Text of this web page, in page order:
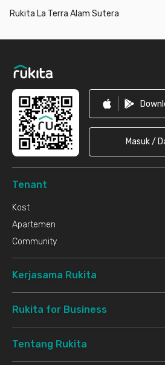
Rukita La Terra Alam Sutera
Masuk /
Tenant
Kost
Apartemen
Community
Kerjasama Rukita
Rukita for Business
Tentang Rukita